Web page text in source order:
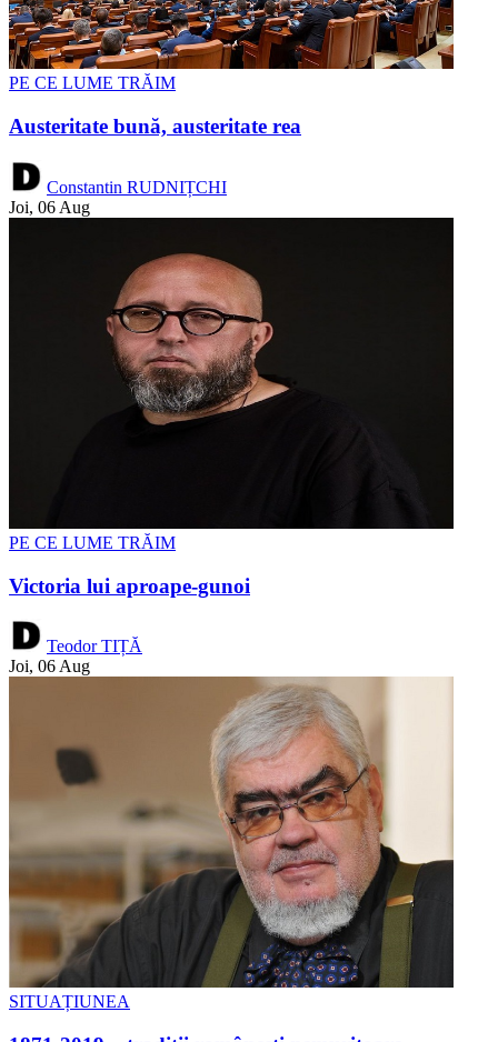
PE CE LUME TRĂIM
Austeritate bună, austeritate rea
Constantin RUDNIȚCHI
Joi, 06 Aug
PE CE LUME TRĂIM
Victoria lui aproape-gunoi
Teodor TIȚĂ
Joi, 06 Aug
SITUAȚIUNEA